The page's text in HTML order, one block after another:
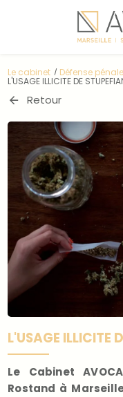
Le cabinet Défense pénale
L'USAGE ILLICITE DE
Retour
L'USAGE ILLICITE
Le Cabinet
Rostand à